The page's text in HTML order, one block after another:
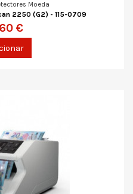
Moeda
2250 (G2) - 115-0709
€